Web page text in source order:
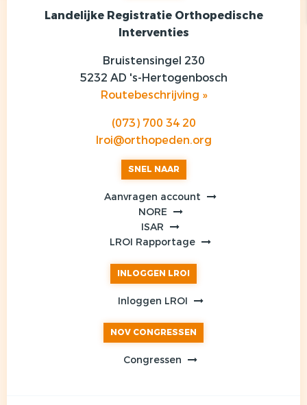
Landelijke Registratie Orthopedische
Interventies
Bruistensingel 230
5232 AD 's-Hertogenbosch
Routebeschrijving »
(073) 700 34 20
lroi@orthopeden.org
SNEL NAAR
Aanvragen account
NORE
ISAR
LROI Rapportage
INLOGGEN LROI
Inloggen LROI
NOV CONGRESSEN
Congressen